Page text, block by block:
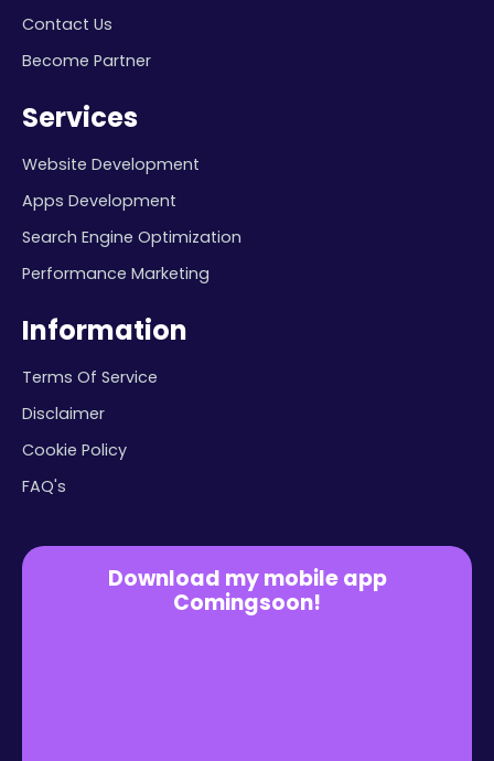
Contact Us
Become Partner
Services
Website Development
Apps Development
Search Engine Optimization
Performance Marketing
Information
Terms Of Service
Disclaimer
Cookie Policy
FAQ's
Download my mobile app
Comingsoon!